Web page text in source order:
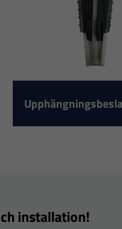
installation!